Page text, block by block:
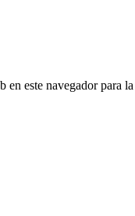
este navegador para